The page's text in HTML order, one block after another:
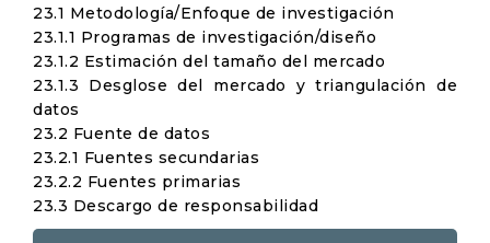
23.1 Metodología/Enfoque de investigación
23.1.1 Programas de investigación/diseño
23.1.2 Estimación del tamaño del mercado
23.1.3 Desglose del mercado y triangulación de
datos
23.2 Fuente de datos
23.2.1 Fuentes secundarias
23.2.2 Fuentes primarias
23.3 Descargo de responsabilidad